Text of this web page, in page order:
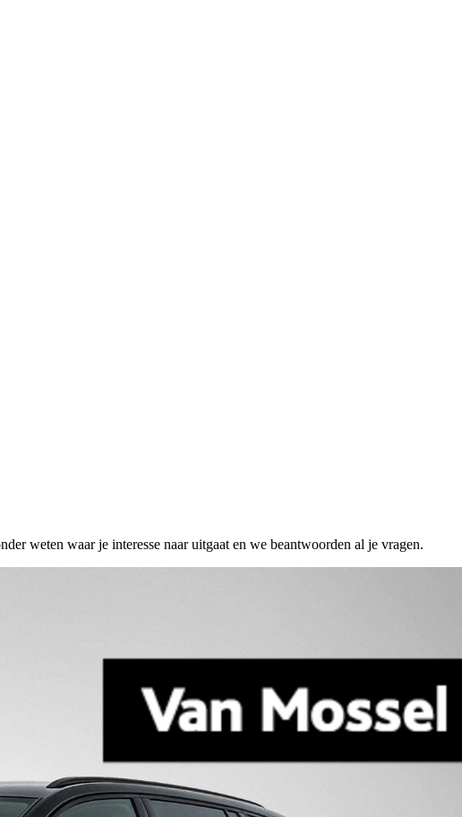
weten waar je interesse naar uitgaat en we beantwoorden al je vragen.